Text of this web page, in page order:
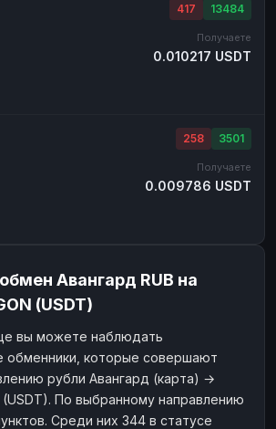
417 13484
Получаете
0.010217 USDT
258 3501
Получаете
0.009786 USDT
Авангард RUB на
(USDT)
вы можете наблюдать
обменники, которые совершают
рубли Авангард (карта) →
(USDT). По выбранному направлению
Среди них 344 в статусе